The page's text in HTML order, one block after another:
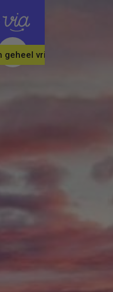
geheel vrijblijvend lid